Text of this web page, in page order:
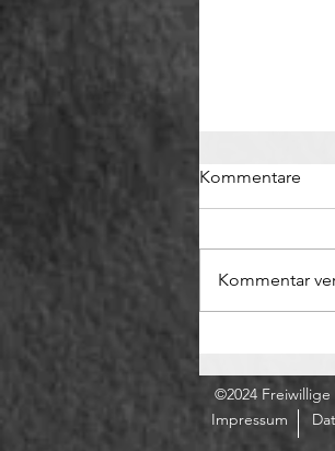
der L138
Kommentare
Kommentar
©2024
Impressum